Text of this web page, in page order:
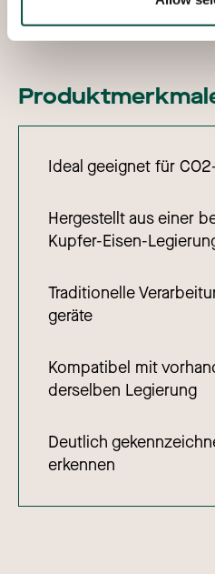
Ideal geeignet für
Hergestellt aus einer
Kupfer-Eisen-
Traditionelle
geräte
Kompatibel mit
derselben Legierung
Deutlich
erkennen